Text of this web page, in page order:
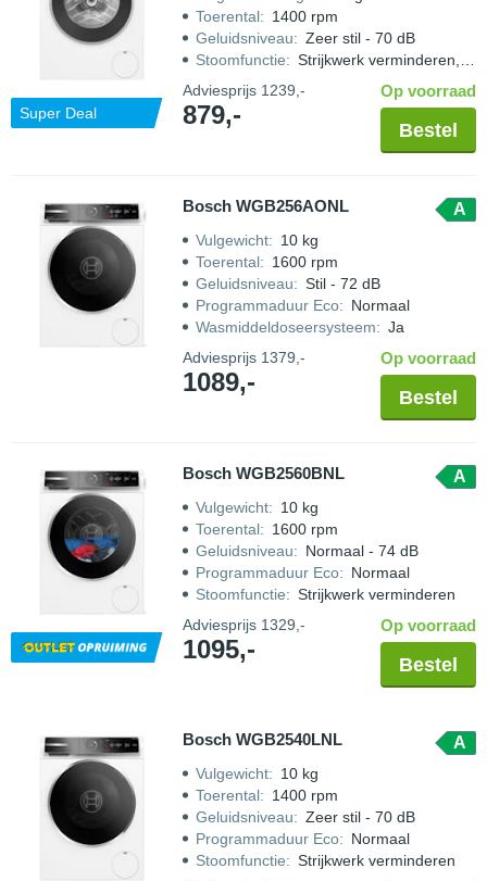
Super Deal
Toerental: 1400 rpm
Geluidsniveau: Zeer stil - 70 dB
Stoomfunctie: Strijkwerk verminderen, Vlekken verwijderen met stoom
Adviesprijs 1239,-
879,-
Op voorraad
Bestel
Bosch WGB256AONL A
Vulgewicht: 10 kg
Toerental: 1600 rpm
Geluidsniveau: Stil - 72 dB
Programmaduur Eco: Normaal
Wasmiddeldoseersysteem: Ja
Adviesprijs 1379,-
1089,-
Op voorraad
Bestel
Bosch WGB2560BNL A
Vulgewicht: 10 kg
Toerental: 1600 rpm
Geluidsniveau: Normaal - 74 dB
Programmaduur Eco: Normaal
Stoomfunctie: Strijkwerk verminderen
Adviesprijs 1329,-
1095,-
Op voorraad
Bestel
Bosch WGB2540LNL A
Vulgewicht: 10 kg
Toerental: 1400 rpm
Geluidsniveau: Zeer stil - 70 dB
Programmaduur Eco: Normaal
Stoomfunctie: Strijkwerk verminderen